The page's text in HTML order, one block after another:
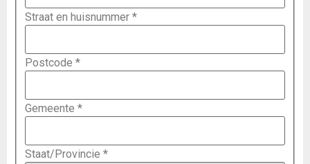
Straat en huisnummer *
Postcode *
Gemeente *
Staat/Provincie *